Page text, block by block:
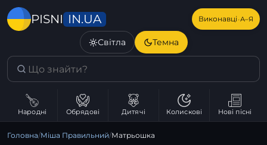
PISNI IN.UA Виконавці·А–Я
Світла Темна
Народні Обрядові Дитячі Колискові Нові пісні
Головна/Міша Правильний/Матрьошка